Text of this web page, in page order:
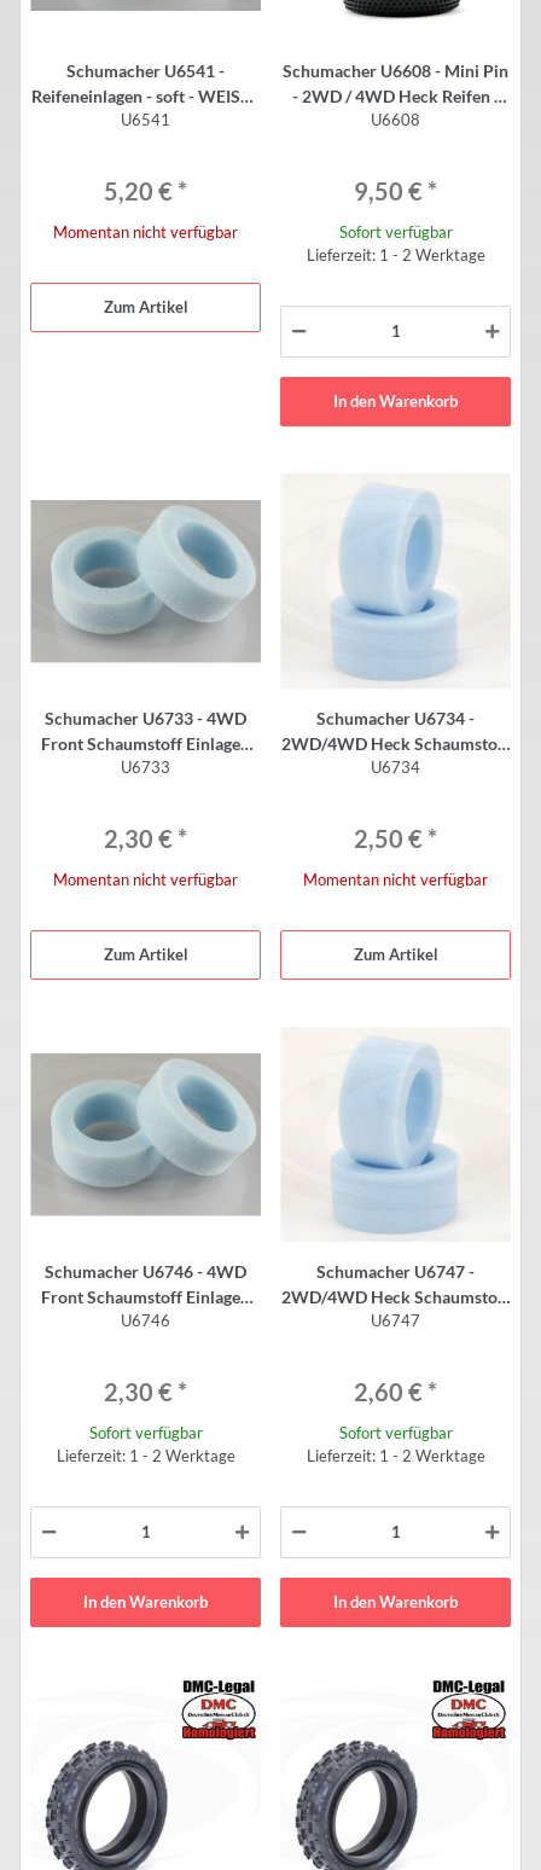
Schumacher U6541 -
Reifeneinlagen - soft - WEISS -
Monster / Stadium Truck (2
U6541
5,20 € *
Momentan nicht verfügbar
Zum Artikel
Schumacher U6608 - Mini Pin
- 2WD / 4WD Heck Reifen -
2.2" - GELB (2 Stück)
U6608
9,50 € *
Sofort verfügbar
Lieferzeit: 1 - 2 Werktage
In den Warenkorb
Schumacher U6733 - 4WD
Front Schaumstoff Einlagen
für 2.2" Reifen - medium (2
U6733
2,30 € *
Momentan nicht verfügbar
Zum Artikel
Schumacher U6734 -
2WD/4WD Heck Schaumstoff
Einlagen für 2.2" Reifen -
U6734
2,50 € *
Momentan nicht verfügbar
Zum Artikel
Schumacher U6746 - 4WD
Front Schaumstoff Einlagen
für 2.2" Reifen - medium -
U6746
2,30 € *
Sofort verfügbar
Lieferzeit: 1 - 2 Werktage
In den Warenkorb
Schumacher U6747 -
2WD/4WD Heck Schaumstoff
Einlagen für 2.2" Reifen -
U6747
2,60 € *
Sofort verfügbar
Lieferzeit: 1 - 2 Werktage
In den Warenkorb